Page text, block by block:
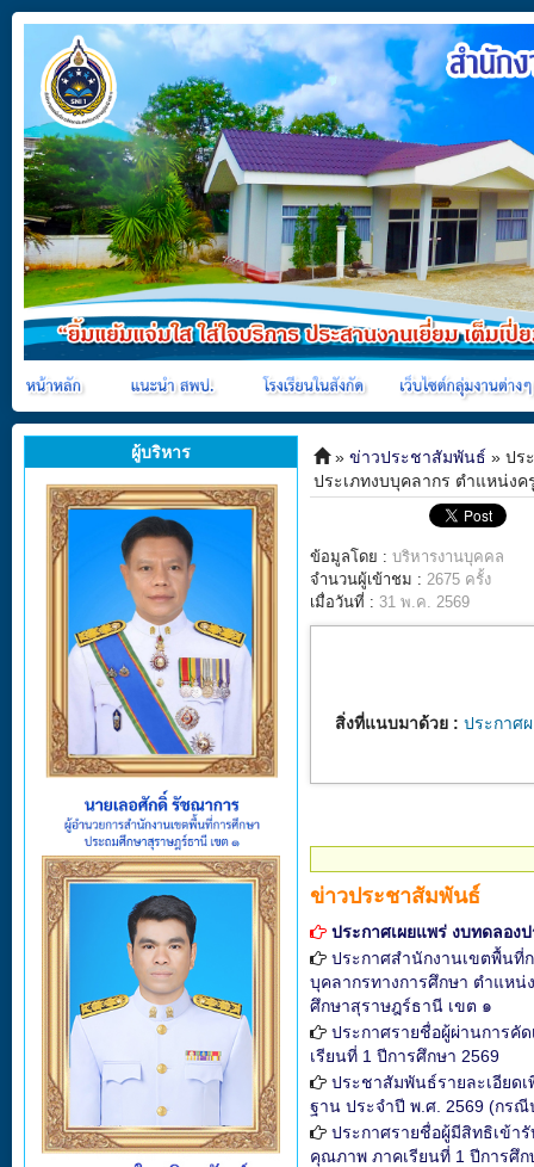
ผู้บริหาร » ข่าวประชาสัมพันธ์ » ปร
ประเภทงบบุคลากร ตำแหน่ง
ข้อมูลโดย : บริหารงานบุคคล
จำนวนผู้เข้าชม : 2675 ครั้ง
เมื่อวันที่ : 31 พ.ค. 2569
สิ่งที่แนบมาด้วย : ประกาศ
ข่าวประชาสัมพันธ์
ประกาศเผยแพร่ งบทดลอง
ประกาศสำนักงานเขตพื้นที่
บุคลากรทางการศึกษา ตำแห
ศึกษาสุราษฎร์ธานี เขต ๑
ประกาศรายชื่อผู้ผ่านการคั
เรียนที่ 1 ปีการศึกษา 2569
ประชาสัมพันธ์รายละเอียด
ฐาน ประจำปี พ.ศ. 2569 (กรณี
ประกาศรายชื่อผู้มีสิทธิเข้ารั
คุณภาพ ภาคเรียนที่ 1 ปีการศึก